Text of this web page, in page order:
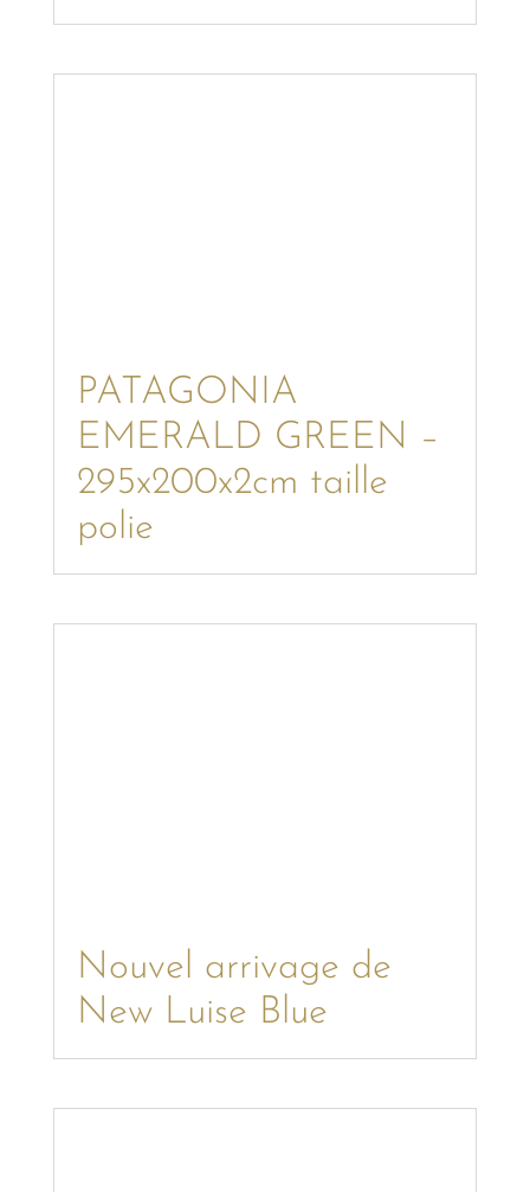
PATAGONIA
EMERALD GREEN –
295x200x2cm taille
polie
Nouvel arrivage de
New Luise Blue